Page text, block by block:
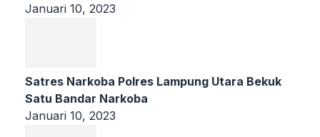
Januari 10, 2023
Satres Narkoba Polres Lampung Utara Bekuk
Satu Bandar Narkoba
Januari 10, 2023